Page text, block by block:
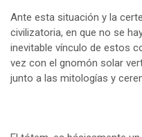
Ante esta situación y la
civilizatoria, en que no se
inevitable vínculo de estos
vez con el gnomón solar
junto a las mitologías y